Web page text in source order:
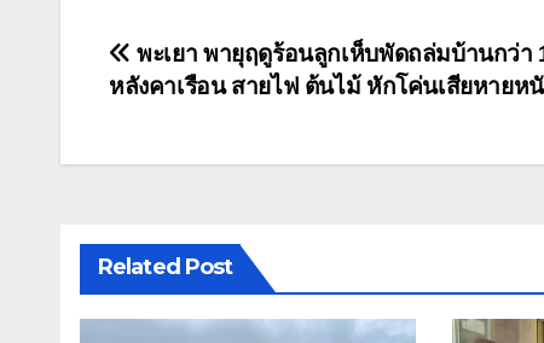
แนะแนว
พะเยา พายุฤดูร้อนลูกเห็บพัดถล่มบ้านกว่า
หลังคาเรือน สายไฟ ต้นไม้ หักโค่นเสียหายห
Related Post